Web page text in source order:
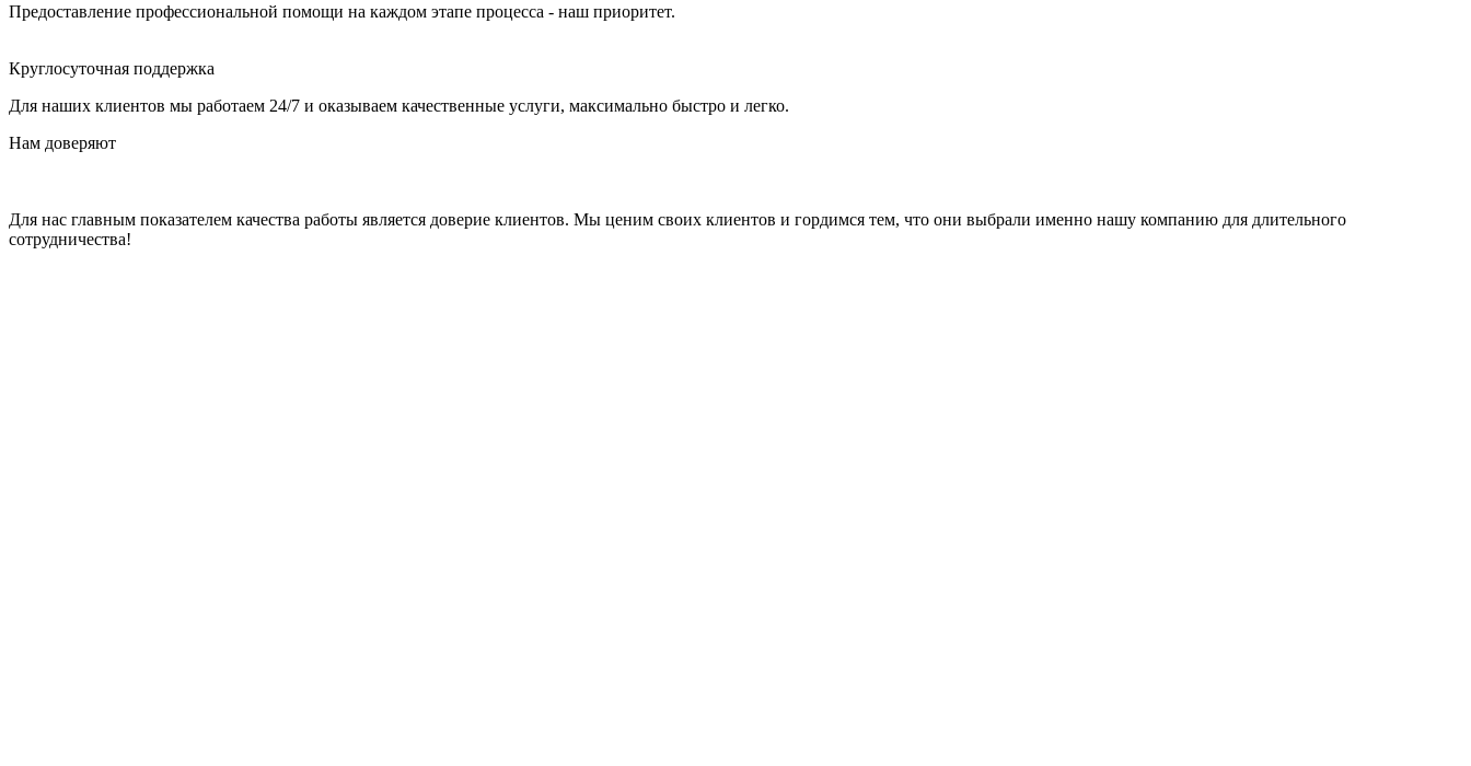
Предоставление профессиональной помощи на каждом этапе процесса - наш приоритет.
Круглосуточная поддержка
Для наших клиентов мы работаем 24/7 и оказываем качественные услуги, максимально быстро и легко.
Нам доверяют
Для нас главным показателем качества работы является доверие клиентов. Мы ценим своих клиентов и гордимся тем, что они выбрали именно нашу компанию для длительного
сотрудничества!